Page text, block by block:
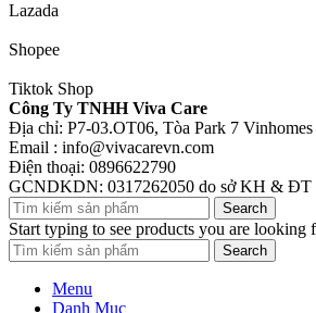
Lazada
Shopee
Tiktok Shop
Công Ty TNHH Viva Care
Địa chỉ: P7-03.OT06, Tòa Park 7
Email : info@vivacarevn.com
Điện thoại: 0896622790
GCNDKDN: 0317262050 do sở KH & ĐT
Search
Start typing to see products you are looking
Search
Menu
Danh Mục